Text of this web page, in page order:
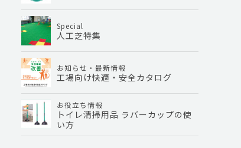
Special
人工芝特集
お知らせ・最新情報
工場向け快適・安全カタログ
お役立ち情報
トイレ清掃用品 ラバーカップの使
い方